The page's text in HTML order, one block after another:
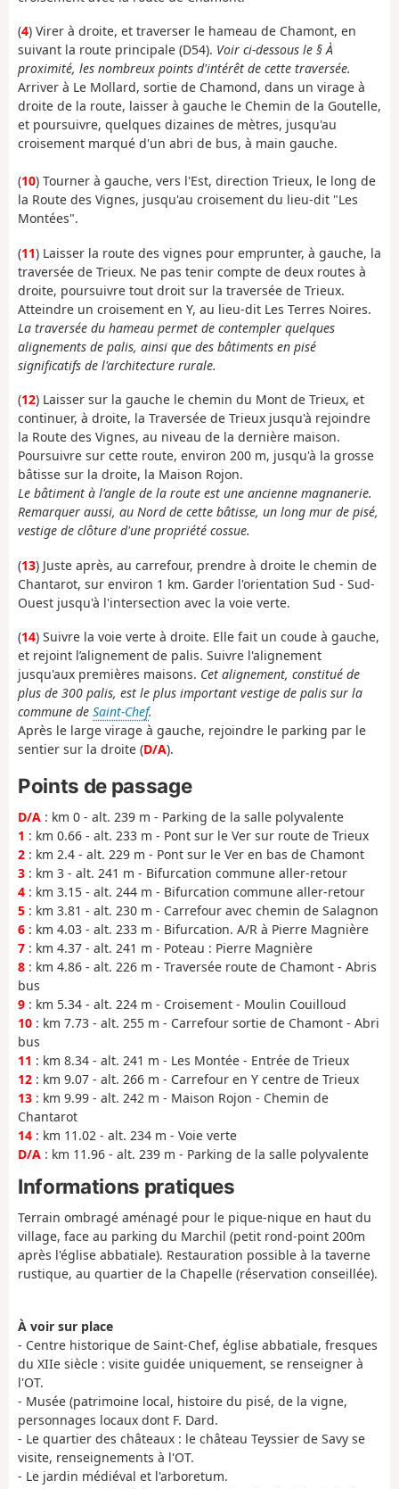
(4) Virer à droite, et traverser le hameau de Chamont, en
suivant la route principale (D54). Voir ci-dessous le § À
proximité, les nombreux points d'intérêt de cette traversée.
Arriver à Le Mollard, sortie de Chamond, dans un virage à
droite de la route, laisser à gauche le Chemin de la Goutelle,
et poursuivre, quelques dizaines de mètres, jusqu'au
croisement marqué d'un abri de bus, à main gauche.
(10) Tourner à gauche, vers l'Est, direction Trieux, le long de
la Route des Vignes, jusqu'au croisement du lieu-dit "Les
Montées".
(11) Laisser la route des vignes pour emprunter, à gauche, la
traversée de Trieux. Ne pas tenir compte de deux routes à
droite, poursuivre tout droit sur la traversée de Trieux.
Atteindre un croisement en Y, au lieu-dit Les Terres Noires.
La traversée du hameau permet de contempler quelques
alignements de palis, ainsi que des bâtiments en pisé
significatifs de l'architecture rurale.
(12) Laisser sur la gauche le chemin du Mont de Trieux, et
continuer, à droite, la Traversée de Trieux jusqu'à rejoindre
la Route des Vignes, au niveau de la dernière maison.
Poursuivre sur cette route, environ 200 m, jusqu'à la grosse
bâtisse sur la droite, la Maison Rojon.
Le bâtiment à l'angle de la route est une ancienne magnanerie.
Remarquer aussi, au Nord de cette bâtisse, un long mur de pisé,
vestige de clôture d'une propriété cossue.
(13) Juste après, au carrefour, prendre à droite le chemin de
Chantarot, sur environ 1 km. Garder l'orientation Sud - Sud-
Ouest jusqu'à l'intersection avec la voie verte.
(14) Suivre la voie verte à droite. Elle fait un coude à gauche,
et rejoint l’alignement de palis. Suivre l'alignement
jusqu'aux premières maisons. Cet alignement, constitué de
plus de 300 palis, est le plus important vestige de palis sur la
commune de Saint-Chef.
Après le large virage à gauche, rejoindre le parking par le
sentier sur la droite (D/A).
Points de passage
D/A : km 0 - alt. 239 m - Parking de la salle polyvalente
1 : km 0.66 - alt. 233 m - Pont sur le Ver sur route de Trieux
2 : km 2.4 - alt. 229 m - Pont sur le Ver en bas de Chamont
3 : km 3 - alt. 241 m - Bifurcation commune aller-retour
4 : km 3.15 - alt. 244 m - Bifurcation commune aller-retour
5 : km 3.81 - alt. 230 m - Carrefour avec chemin de Salagnon
6 : km 4.03 - alt. 233 m - Bifurcation. A/R à Pierre Magnière
7 : km 4.37 - alt. 241 m - Poteau : Pierre Magnière
8 : km 4.86 - alt. 226 m - Traversée route de Chamont - Abris
bus
9 : km 5.34 - alt. 224 m - Croisement - Moulin Couilloud
10 : km 7.73 - alt. 255 m - Carrefour sortie de Chamont - Abri
bus
11 : km 8.34 - alt. 241 m - Les Montée - Entrée de Trieux
12 : km 9.07 - alt. 266 m - Carrefour en Y centre de Trieux
13 : km 9.99 - alt. 242 m - Maison Rojon - Chemin de
Chantarot
14 : km 11.02 - alt. 234 m - Voie verte
D/A : km 11.96 - alt. 239 m - Parking de la salle polyvalente
Informations pratiques
Terrain ombragé aménagé pour le pique-nique en haut du
village, face au parking du Marchil (petit rond-point 200m
après l'église abbatiale). Restauration possible à la taverne
rustique, au quartier de la Chapelle (réservation conseillée).
À voir sur place
- Centre historique de Saint-Chef, église abbatiale, fresques
du XIIe siècle : visite guidée uniquement, se renseigner à
l'OT.
- Musée (patrimoine local, histoire du pisé, de la vigne,
personnages locaux dont F. Dard.
- Le quartier des châteaux : le château Teyssier de Savy se
visite, renseignements à l'OT.
- Le jardin médiéval et l'arboretum.